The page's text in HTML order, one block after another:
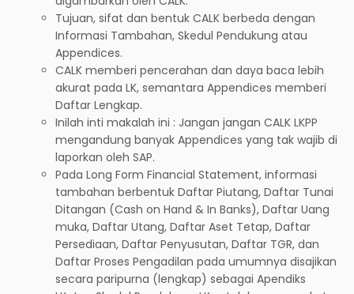
Tujuan, sifat dan bentuk CALK berbeda dengan
Informasi Tambahan, Skedul Pendukung atau
Appendices.
CALK memberi pencerahan dan daya baca lebih
akurat pada LK, semantara Appendices memberi
Daftar Lengkap.
Inilah inti makalah ini : Jangan jangan CALK LKPP
mengandung banyak Appendices yang tak wajib di
laporkan oleh SAP.
Pada Long Form Financial Statement, informasi
tambahan berbentuk Daftar Piutang, Daftar Tunai
Ditangan (Cash on Hand & In Banks), Daftar Uang
muka, Daftar Utang, Daftar Aset Tetap, Daftar
Persediaan, Daftar Penyusutan, Daftar TGR, dan
Daftar Proses Pengadilan pada umumnya disajikan
secara paripurna (lengkap) sebagai Apendiks